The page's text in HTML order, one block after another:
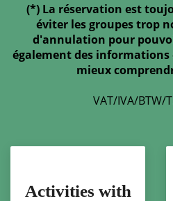
(*) La réservation est
éviter les groupes trop
d'annulation pour
également des
mieux
VAT/IVA/BTW/
Activities with